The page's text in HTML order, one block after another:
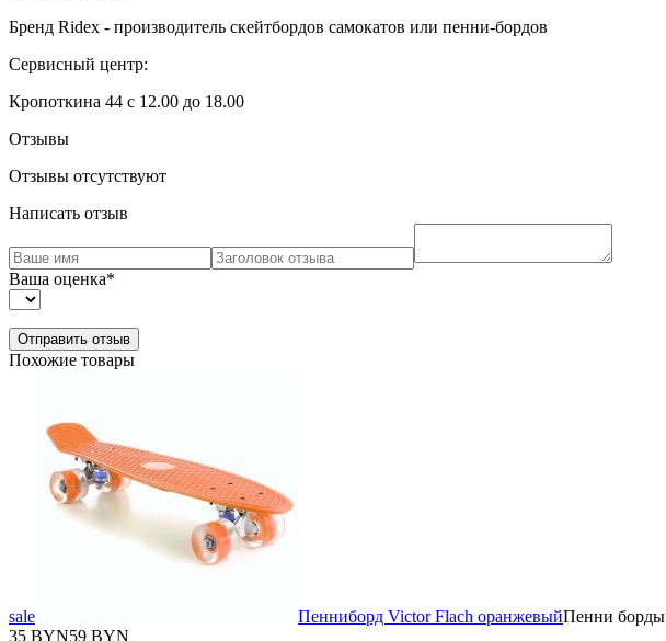
Бренд Ridex - производитель скейтбордов самокатов или пенни-бордов
Сервисный центр:
Кропоткина 44 с 12.00 до 18.00
Отзывы
Отзывы отсутствуют
Написать отзыв
Ваша оценка*
Похожие товары
sale Пенниборд Victor Flach оранжевыйПенни борды
35 BYN59 BYN